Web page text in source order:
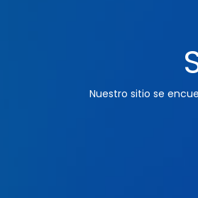
Nuestro sitio se